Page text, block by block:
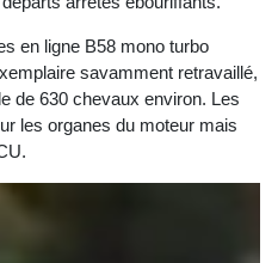
en ligne B58 mono turbo
savamment retravaillé,
de 630 chevaux environ. Les
les organes du moteur mais